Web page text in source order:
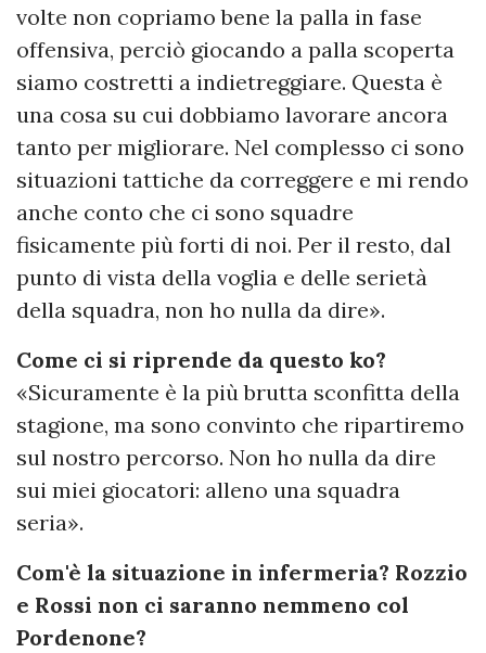
volte non copriamo bene la palla in fase
offensiva, perciò giocando a palla scoperta
siamo costretti a indietreggiare. Questa è
una cosa su cui dobbiamo lavorare ancora
tanto per migliorare. Nel complesso ci sono
situazioni tattiche da correggere e mi rendo
anche conto che ci sono squadre
fisicamente più forti di noi. Per il resto, dal
punto di vista della voglia e delle serietà
della squadra, non ho nulla da dire».
Come ci si riprende da questo ko?
«Sicuramente è la più brutta sconfitta della
stagione, ma sono convinto che ripartiremo
sul nostro percorso. Non ho nulla da dire
sui miei giocatori: alleno una squadra
seria».
Com'è la situazione in infermeria? Rozzio
e Rossi non ci saranno nemmeno col
Pordenone?